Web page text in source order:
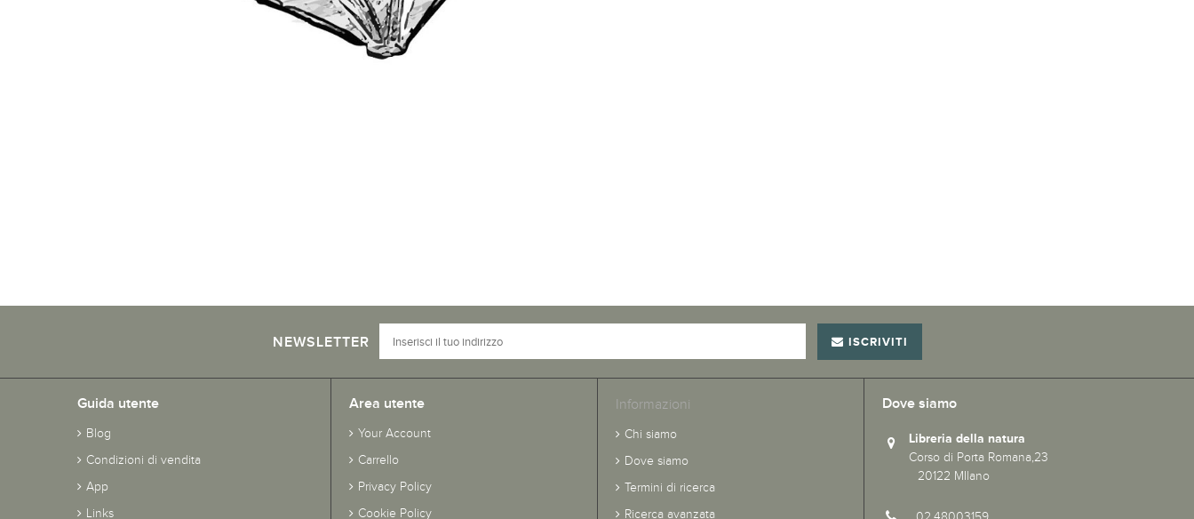
NEWSLETTER ISCRIVITI
Guida utente
Blog
Condizioni di vendita
App
Links
Area utente
Your Account
Carrello
Privacy Policy
Cookie Policy
Informazioni
Chi siamo
Dove siamo
Termini di ricerca
Ricerca avanzata
Dove siamo
Libreria della natura
Corso di Porta Romana,23
20122 MIlano